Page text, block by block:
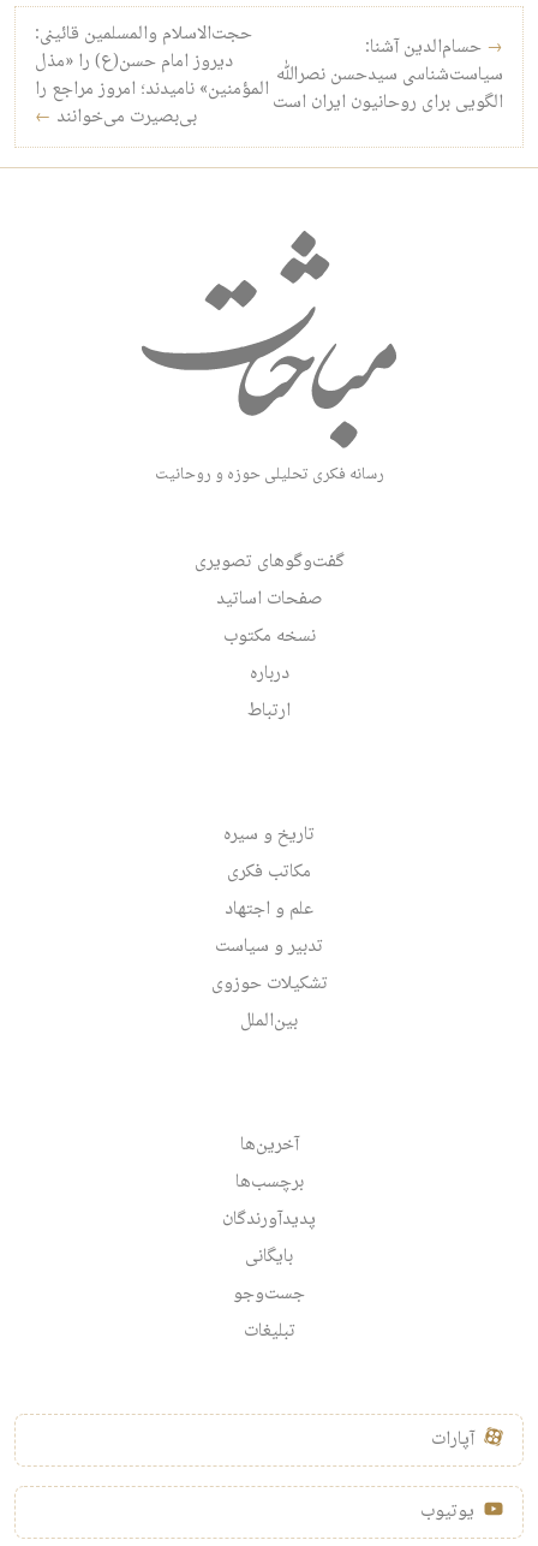
راه‌بری نوشته
→ حسام‌الدین آشنا:
سیاست‌شناسی سیدحسن نصرالله
الگویی برای روحانیون ایران است
حجت‌الاسلام والمسلمین قائینی:
دیروز امام حسن(ع) را «مذل
المؤمنین» نامیدند؛ امروز مراجع را
بی‌بصیرت می‌خوانند ←
رسانه فکری تحلیلی حوزه و روحانیت
گفت‌وگوهای تصویری
صفحات اساتید
نسخه مکتوب
درباره
ارتباط
تاریخ و سیره
مکاتب فکری
علم و اجتهاد
تدبیر و سیاست
تشکیلات حوزوی
بین‌الملل
آخرین‌ها
برچسب‌ها
پدیدآورندگان
بایگانی
جست‌وجو
تبلیغات
آپارات
یوتیوب